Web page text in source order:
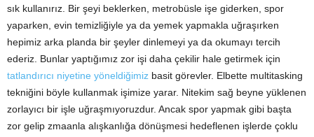
sık kullanırız. Bir şeyi beklerken, metrobüsle işe giderken, spor
yaparken, evin temizliğiyle ya da yemek yapmakla uğraşırken
hepimiz arka planda bir şeyler dinlemeyi ya da okumayı tercih
ederiz. Bunlar yaptığımız zor işi daha çekilir hale getirmek için
tatlandırıcı niyetine yöneldiğimiz basit görevler. Elbette multitasking
tekniğini böyle kullanmak işimize yarar. Nitekim sağ beyne yüklenen
zorlayıcı bir işle uğraşmıyoruzdur. Ancak spor yapmak gibi başta
zor gelip zmaanla alışkanlığa dönüşmesi hedeflenen işlerde çoklu